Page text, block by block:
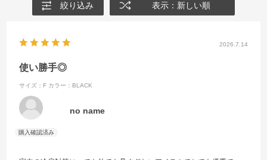
絞り込み 表示：新しい順
2026.7.14
使い勝手◎
サイズ：F カラー：BLACK
no name